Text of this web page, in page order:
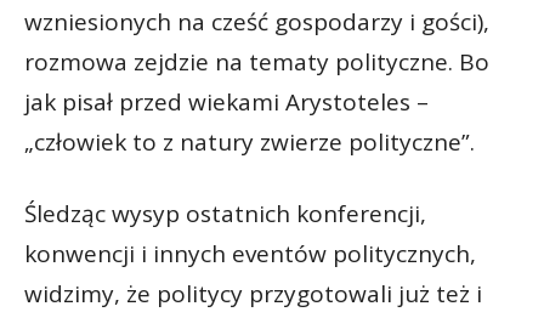
wzniesionych na cześć gospodarzy i gości),
rozmowa zejdzie na tematy polityczne. Bo
jak pisał przed wiekami Arystoteles –
„człowiek to z natury zwierze polityczne”.
Śledząc wysyp ostatnich konferencji,
konwencji i innych eventów politycznych,
widzimy, że politycy przygotowali już też i